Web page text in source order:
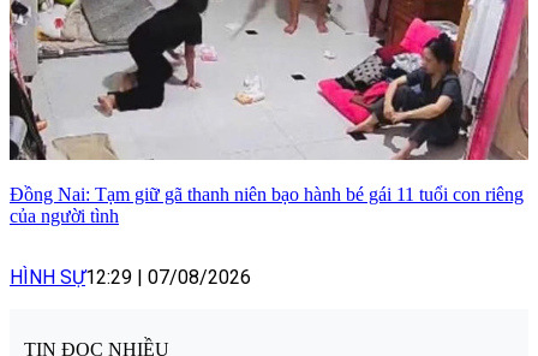
Đồng Nai: Tạm giữ gã thanh niên bạo hành bé gái 11 tuổi con riêng
của người tình
HÌNH SỰ12:29 | 07/08/2026
TIN ĐỌC NHIỀU